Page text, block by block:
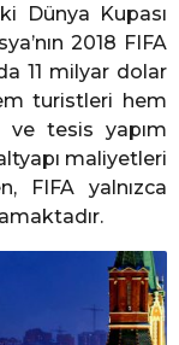
Dünya Kupası
2018 FIFA
11 milyar dolar
turistleri hem
ve tesis yapım
maliyetleri
FIFA yalnızca